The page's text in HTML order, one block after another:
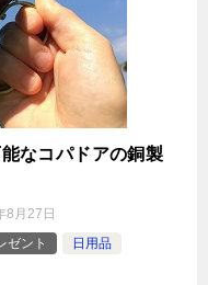
なコパドアの銅製
8月27日
ゼント
日用品